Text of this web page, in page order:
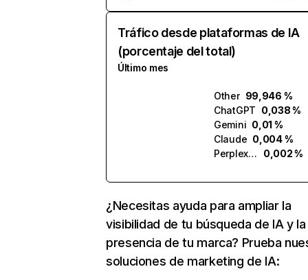
Tráfico desde plataformas de IA
(porcentaje del total)
Último mes
Other 99,946 %
ChatGPT 0,038 %
Gemini 0,01 %
Claude 0,004 %
Perplexity
0,002 %
¿Necesitas ayuda para ampliar la
visibilidad de tu búsqueda de IA y la
presencia de tu marca? Prueba
soluciones de marketing de IA: